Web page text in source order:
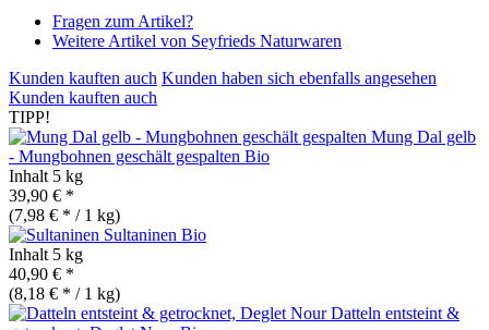
Fragen zum Artikel?
Weitere Artikel von Seyfrieds Naturwaren
Kunden kauften auch Kunden haben sich ebenfalls angesehen
Kunden kauften auch
TIPP!
Mung Dal gelb
- Mungbohnen geschält gespalten Bio
Inhalt 5 kg
39,90 € *
(7,98 € * / 1 kg)
Sultaninen Bio
Inhalt 5 kg
40,90 € *
(8,18 € * / 1 kg)
Datteln entsteint &